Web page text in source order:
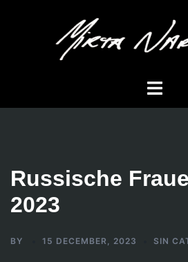
Toggle
Russische
2023
BY 15 DECEMBER, 2023 SIN